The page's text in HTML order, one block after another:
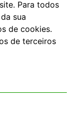
Para todos
sua
de cookies.
de terceiros